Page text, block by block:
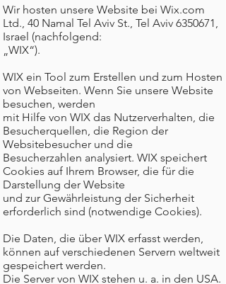
Wir hosten unsere Website bei Wix.com
Ltd., 40 Namal Tel Aviv St., Tel Aviv 6350671,
Israel (nachfolgend:
„WIX“).
WIX ein Tool zum Erstellen und zum Hosten
von Webseiten. Wenn Sie unsere Website
besuchen, werden
mit Hilfe von WIX das Nutzerverhalten, die
Besucherquellen, die Region der
Websitebesucher und die
Besucherzahlen analysiert. WIX speichert
Cookies auf Ihrem Browser, die für die
Darstellung der Website
und zur Gewährleistung der Sicherheit
erforderlich sind (notwendige Cookies).
Die Daten, die über WIX erfasst werden,
können auf verschiedenen Servern weltweit
gespeichert werden.
Die Server von WIX stehen u. a. in den USA.